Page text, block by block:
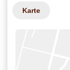
Karte